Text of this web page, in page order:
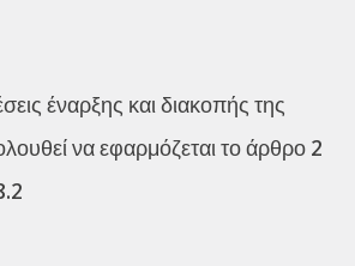
έναρξης και διακοπής της
να εφαρμόζεται το άρθρο 2